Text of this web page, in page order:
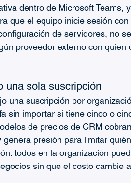
dentro de Microsoft Teams,
que el equipo inicie sesión
de servidores, no
proveedor externo con quien
una sola suscripción
una suscripción por
sin importar si tiene cinco o
de precios de CRM
presión para limitar
todos en la organización
sin que el costo cambie